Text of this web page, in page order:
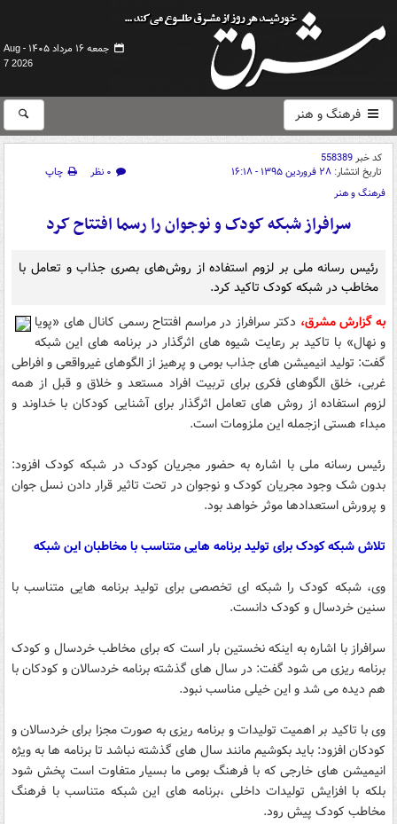
جمعه ۱۶ مرداد ۱۴۰۵ -
Aug
7 2026
فرهنگ و هنر
کد خبر558389
تاریخ انتشار: ۲۸ فروردین ۱۳۹۵ - ۱۶:۱۸ ۰ نظر
چاپ
فرهنگ و هنر
سرافراز شبکه کودک و نوجوان را رسما افتتاح کرد
رئیس رسانه ملی بر لزوم استفاده از روش‌های بصری جذاب و تعامل با
مخاطب در شبکه کودک تاکید کرد.
به گزارش مشرق، دکتر سرافراز در مراسم افتتاح رسمی کانال های «پویا
و نهال» با تاکید بر رعایت شیوه های اثرگذار در برنامه های این شبکه
گفت: تولید انیمیشن های جذاب بومی و پرهیز از الگوهای غیرواقعی و افراطی
غربی، خلق الگوهای فکری برای تربیت افراد مستعد و خلاق و قبل از همه
لزوم استفاده از روش های تعامل اثرگذار برای آشنایی کودکان با خداوند و
مبداء هستی ازجمله این ملزومات است.
رئیس رسانه ملی با اشاره به حضور مجریان کودک در شبکه کودک افزود:
بدون شک وجود مجریان کودک و نوجوان در تحت تاثیر قرار دادن نسل جوان
و پرورش استعدادها موثر خواهد بود.
تلاش شبکه کودک برای تولید برنامه هایی متناسب با مخاطبان این شبکه
وی، شبکه کودک را شبکه ای تخصصی برای تولید برنامه هایی متناسب با
سنین خردسال و کودک دانست.
سرافراز با اشاره به اینکه نخستین بار است که برای مخاطب خردسال و کودک
برنامه ریزی می شود گفت: در سال های گذشته برنامه خردسالان و کودکان با
هم دیده می شد و این خیلی مناسب نبود.
وی با تاکید بر اهمیت تولیدات و برنامه ریزی به صورت مجزا برای خردسالان و
کودکان افزود: باید بکوشیم مانند سال های گذشته نباشد تا برنامه ها به ویژه
انیمیشن های خارجی که با فرهنگ بومی ما بسیار متفاوت است پخش شود
بلکه با افزایش تولیدات داخلی ،برنامه های این شبکه متناسب با فرهنگ
مخاطب کودک پیش رود.